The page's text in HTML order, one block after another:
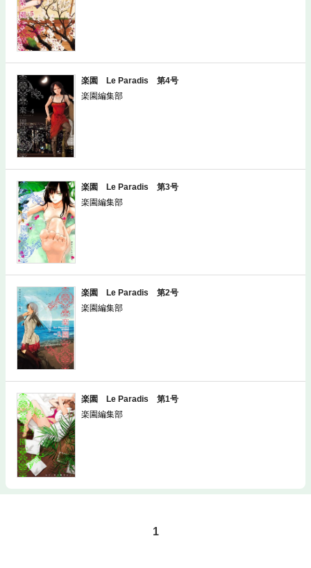
楽園 Le Paradis 第4号
楽園編集部
楽園 Le Paradis 第3号
楽園編集部
楽園 Le Paradis 第2号
楽園編集部
楽園 Le Paradis 第1号
楽園編集部
1